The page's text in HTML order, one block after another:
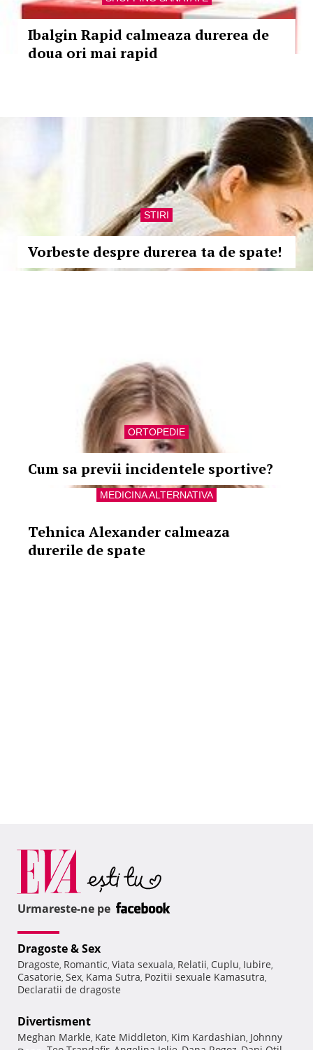
Ibalgin Rapid calmeaza durerea de
doua ori mai rapid
STIRI
Vorbeste despre durerea ta de spate!
ORTOPEDIE
Cum sa previi incidentele sportive?
MEDICINA ALTERNATIVA
Tehnica Alexander calmeaza
durerile de spate
Urmareste-ne pe
Dragoste & Sex
Dragoste, Romantic, Viata sexuala, Relatii, Cuplu, Iubire,
Casatorie, Sex, Kama Sutra, Pozitii sexuale Kamasutra,
Declaratii de dragoste
Divertisment
Meghan Markle, Kate Middleton, Kim Kardashian, Johnny